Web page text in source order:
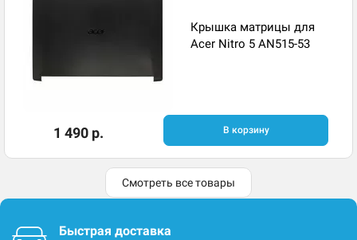
Крышка матрицы для
Acer Nitro 5 AN515-53
1 490 р. В корзину
Смотреть все товары
Быстрая доставка